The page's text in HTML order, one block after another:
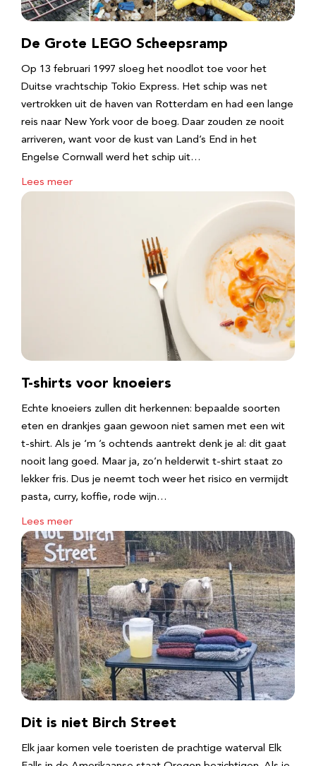
De Grote LEGO Scheepsramp
Op 13 februari 1997 sloeg het noodlot toe voor het
Duitse vrachtschip Tokio Express. Het schip was net
vertrokken uit de haven van Rotterdam en had een lange
reis naar New York voor de boeg. Daar zouden ze nooit
arriveren, want voor de kust van Land’s End in het
Engelse Cornwall werd het schip uit…
Lees meer
T-shirts voor knoeiers
Echte knoeiers zullen dit herkennen: bepaalde soorten
eten en drankjes gaan gewoon niet samen met een wit
t-shirt. Als je ‘m ’s ochtends aantrekt denk je al: dit gaat
nooit lang goed. Maar ja, zo’n helderwit t-shirt staat zo
lekker fris. Dus je neemt toch weer het risico en vermijdt
pasta, curry, koffie, rode wijn…
Lees meer
Dit is niet Birch Street
Elk jaar komen vele toeristen de prachtige waterval Elk